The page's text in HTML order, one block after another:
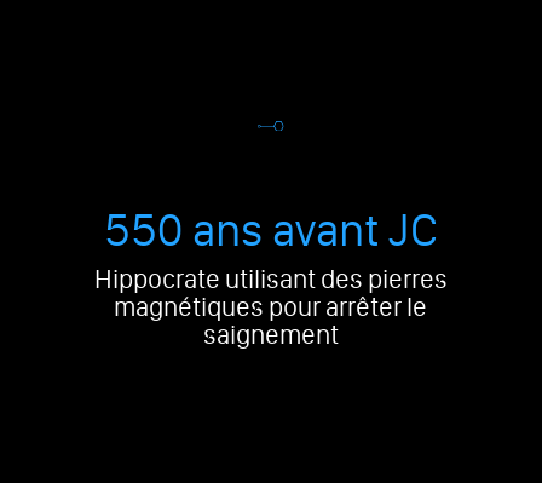
550 ans avant JC
Hippocrate utilisant des pierres
magnétiques pour arrêter le
saignement